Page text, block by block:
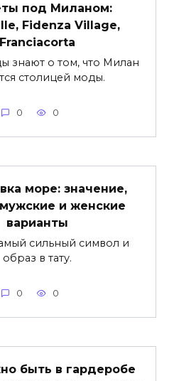
под Миланом:
Fidenza Village,
Franciacorta
знают о том, что Милан
столицей моды.
0 0
море: значение,
и женские
варианты
сильный символ и
образ в тату.
0 0
быть в гардеробе